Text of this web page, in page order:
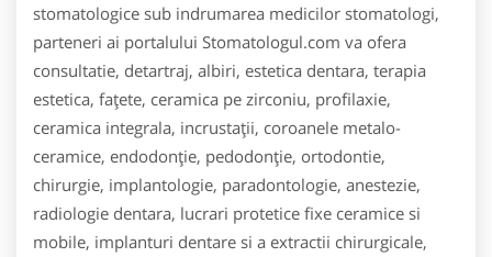
stomatologice sub indrumarea medicilor stomatologi,
parteneri ai portalului Stomatologul.com va ofera
consultatie, detartraj, albiri, estetica dentara, terapia
estetica, faţete, ceramica pe zirconiu, profilaxie,
ceramica integrala, incrustaţii, coroanele metalo-
ceramice, endodonţie, pedodonţie, ortodontie,
chirurgie, implantologie, paradontologie, anestezie,
radiologie dentara, lucrari protetice fixe ceramice si
mobile, implanturi dentare si a extractii chirurgicale,